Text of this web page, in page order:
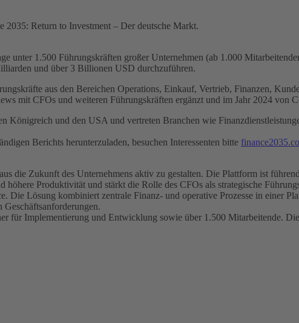
2035: Return to Investment – Der deutsche Markt.
unter 1.500 Führungskräften großer Unternehmen (ab 1.000
und über 3 Billionen USD durchzuführen.
aus den Bereichen Operations, Einkauf, Vertrieb, Finanzen,
mit CFOs und weiteren Führungskräften ergänzt und im Jahr 2024 von
Königreich und den USA und vertreten Branchen wie
Berichts herunterzuladen, besuchen Interessenten bitte
die Zukunft des Unternehmens aktiv zu gestalten. Die Plattform ist
Produktivität und stärkt die Rolle des CFOs als strategische
Lösung kombiniert zentrale Finanz- und operative Prozesse in einer
für Implementierung und Entwicklung sowie über 1.500 Mitarbeitende.